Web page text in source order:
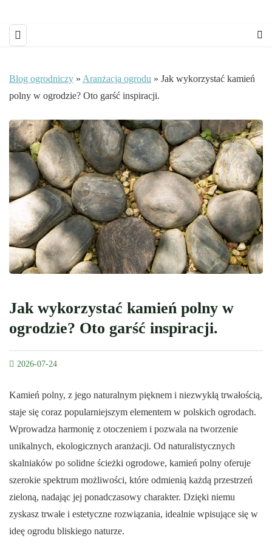
Blog ogrodniczy » Aranżacja ogrodu » Jak wykorzystać kamień
polny w ogrodzie? Oto garść inspiracji.
Jak wykorzystać kamień polny w
ogrodzie? Oto garść inspiracji.
2026-07-24
Kamień polny, z jego naturalnym pięknem i niezwykłą trwałością,
staje się coraz popularniejszym elementem w polskich ogrodach.
Wprowadza harmonię z otoczeniem i pozwala na tworzenie
unikalnych, ekologicznych aranżacji. Od naturalistycznych
skalniaków po solidne ścieżki ogrodowe, kamień polny oferuje
szerokie spektrum możliwości, które odmienią każdą przestrzeń
zieloną, nadając jej ponadczasowy charakter. Dzięki niemu
zyskasz trwałe i estetyczne rozwiązania, idealnie wpisujące się w
ideę ogrodu bliskiego naturze.